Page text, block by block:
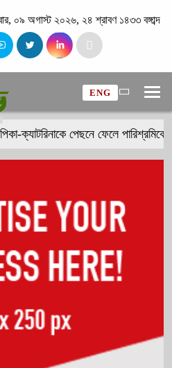
০৯ অগাস্ট ২০২৬, ২৪ শ্রাবণ ১৪৩৩ বঙ্গাব্দ
ENG
ক্যাটরিনাকে পেছনে ফেলে